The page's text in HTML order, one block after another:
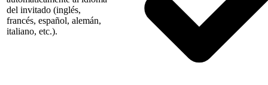
del invitado (inglés,
francés, español, alemán,
italiano, etc.).